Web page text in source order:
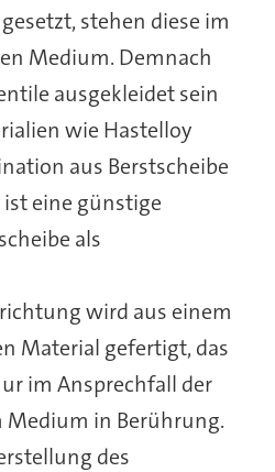
stehen diese im
Medium. Demnach
ausgekleidet sein
wie Hastelloy
aus Berstscheibe
eine günstige
als
wird aus einem
Material gefertigt, das
im Ansprechfall der
Medium in Berührung.
des